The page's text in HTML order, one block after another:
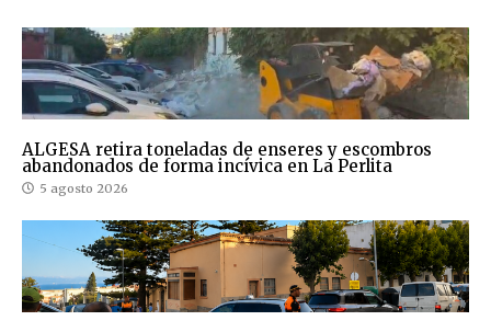
ALGESA retira toneladas de enseres y escombros
abandonados de forma incívica en La Perlita
5 agosto 2026